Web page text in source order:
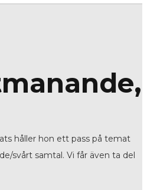
håller hon ett pass på temat
svårt samtal. Vi får även ta del